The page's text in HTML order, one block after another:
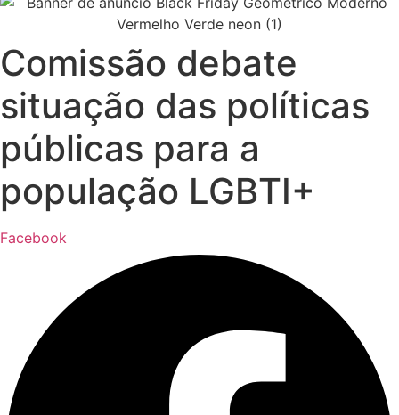
Comissão debate
situação das políticas
públicas para a
população LGBTI+
Facebook